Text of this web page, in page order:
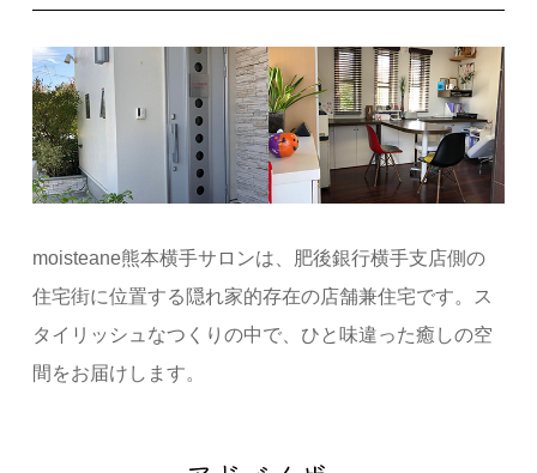
moisteane熊本横手サロンは、肥後銀行横手支店側の
住宅街に位置する隠れ家的存在の店舗兼住宅です。ス
タイリッシュなつくりの中で、ひと味違った癒しの空
間をお届けします。